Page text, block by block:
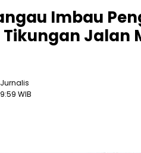
Imbau
Jalan
WIB